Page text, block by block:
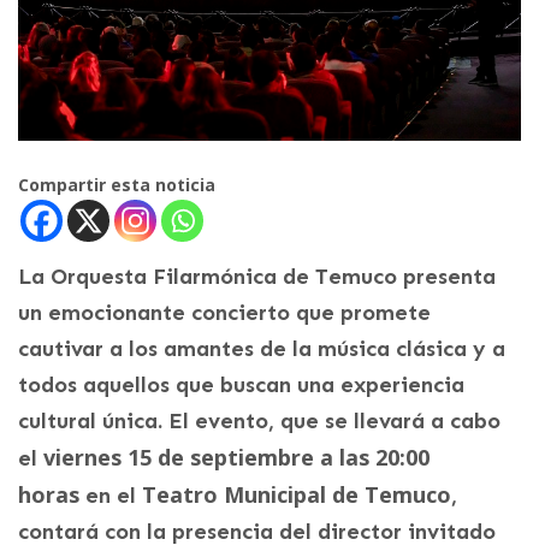
Compartir esta noticia
La Orquesta Filarmónica de Temuco presenta
un emocionante concierto que promete
cautivar a los amantes de la música clásica y a
todos aquellos que buscan una experiencia
cultural única. El evento, que se llevará a cabo
el viernes 15 de septiembre a las 20:00
horas en el Teatro Municipal de Temuco,
contará con la presencia del director invitado